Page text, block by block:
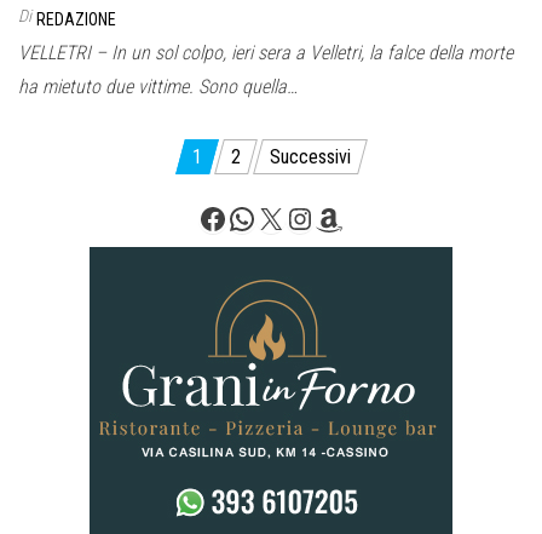
Di REDAZIONE
VELLETRI – In un sol colpo, ieri sera a Velletri, la falce della morte
ha mietuto due vittime. Sono quella…
Paginazione
articoli
1 2 Successivi
Facebook
WhatsApp
X Instagram
Amazon